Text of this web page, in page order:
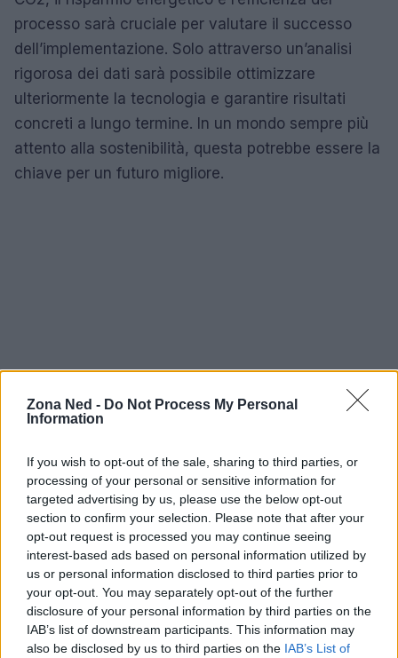
Zona Ned - Do Not Process My Personal
Information
If you wish to opt-out of the sale, sharing to third parties, or
processing of your personal or sensitive information for
targeted advertising by us, please use the below opt-out
section to confirm your selection. Please note that after your
opt-out request is processed you may continue seeing
interest-based ads based on personal information utilized by
us or personal information disclosed to third parties prior to
your opt-out. You may separately opt-out of the further
disclosure of your personal information by third parties on the
IAB’s list of downstream participants. This information may
also be disclosed by us to third parties on the IAB’s List of
processo sarà cruciale per valutare il successo
dell’implementazione. Solo attraverso un’analisi
rigorosa dei dati sarà possibile ottimizzare
ulteriormente la tecnologia e garantire risultati
concreti a lungo termine. In un mondo sempre più
attento alla sostenibilità, questa potrebbe essere la
chiave per un futuro migliore.
AUTORE
Staff